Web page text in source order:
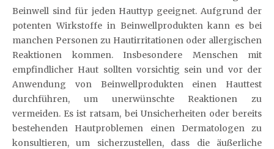
Beinwell sind für jeden Hauttyp geeignet. Aufgrund der
potenten Wirkstoffe in Beinwellprodukten kann es bei
manchen Personen zu Hautirritationen oder allergischen
Reaktionen kommen. Insbesondere Menschen mit
empfindlicher Haut sollten vorsichtig sein und vor der
Anwendung von Beinwellprodukten einen Hauttest
durchführen, um unerwünschte Reaktionen zu
vermeiden. Es ist ratsam, bei Unsicherheiten oder bereits
bestehenden Hautproblemen einen Dermatologen zu
konsultieren, um sicherzustellen, dass die äußerliche